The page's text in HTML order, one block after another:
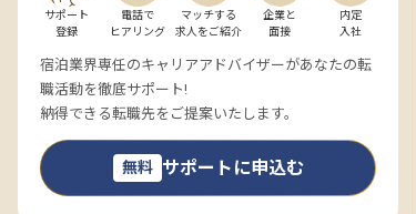
サポート
登録
電話で
ヒアリング
マッチする
求人をご紹介
企業と
面接
内定
入社
宿泊業界専任のキャリアアドバイザーがあなたの転
職活動を徹底サポート!
納得できる転職先をご提案いたします。
無料 サポートに申込む